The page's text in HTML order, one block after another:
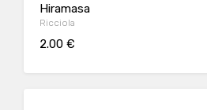
Hiramasa
Ricciola
2.00 €